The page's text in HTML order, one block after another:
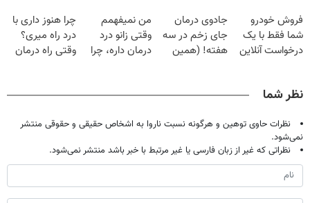
خانگی
میلیون تومان!!!
فروش خودرو
شما فقط با یک
درخواست آنلاین
جادوی درمان
جای زخم در سه
هفته! (همین
من نمیفهمم
وقتی زانو درد
درمان داره، چرا
چرا هنوز داری با
درد راه میری؟
وقتی راه درمان
نظر شما
نظرات حاوی توهین و هرگونه نسبت ناروا به اشخاص حقیقی و حقوقی منتشر
نمی‌شود.
نظراتی که غیر از زبان فارسی یا غیر مرتبط با خبر باشد منتشر نمی‌شود.